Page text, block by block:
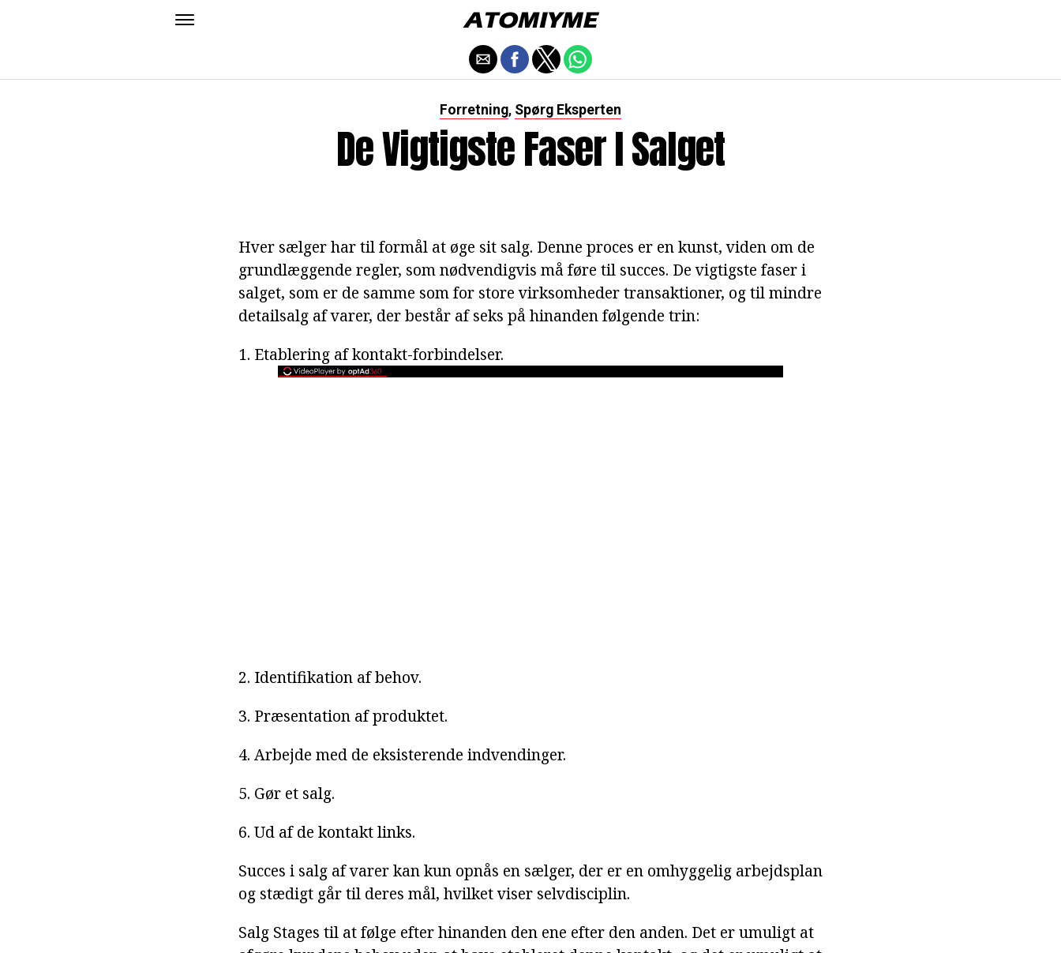
Forretning, Spørg Eksperten
De Vigtigste Faser I Salget
Hver sælger har til formål at øge sit salg. Denne proces er en kunst, viden om de
grundlæggende regler, som nødvendigvis må føre til succes. De vigtigste faser i
salget, som er de samme som for store virksomheder transaktioner, og til mindre
detailsalg af varer, der består af seks på hinanden følgende trin:
1. Etablering af kontakt-forbindelser.
2. Identifikation af behov.
3. Præsentation af produktet.
4. Arbejde med de eksisterende indvendinger.
5. Gør et salg.
6. Ud af de kontakt links.
Succes i salg af varer kan kun opnås en sælger, der er en omhyggelig arbejdsplan
og stædigt går til deres mål, hvilket viser selvdisciplin.
Salg Stages til at følge efter hinanden den ene efter den anden. Det er umuligt at